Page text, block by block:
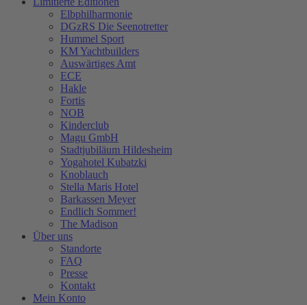
Elbphilharmonie
DGzRS Die Seenotretter
Hummel Sport
KM Yachtbuilders
Auswärtiges Amt
ECE
Hakle
Fortis
NOB
Kinderclub
Magu GmbH
Stadtjubiläum Hildesheim
Yogahotel Kubatzki
Knoblauch
Stella Maris Hotel
Barkassen Meyer
Endlich Sommer!
The Madison
Über uns
Standorte
FAQ
Presse
Kontakt
Mein Konto